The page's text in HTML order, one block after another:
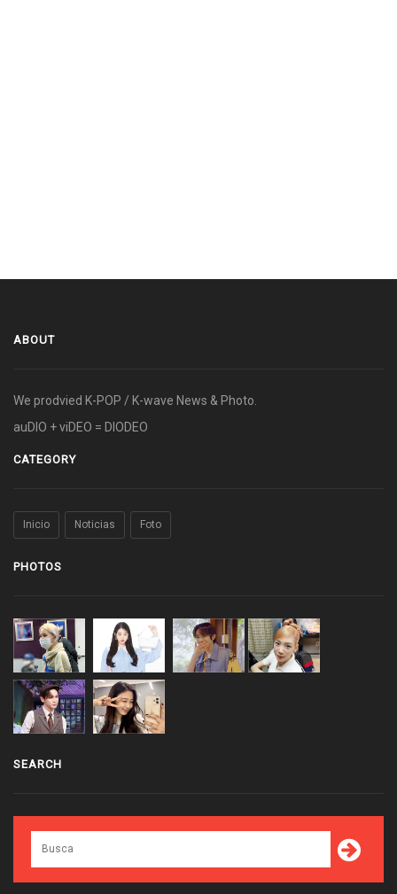
ABOUT
We prodvied K-POP / K-wave News & Photo.
auDIO + viDEO = DIODEO
CATEGORY
Inicio Noticias Foto
PHOTOS
SEARCH